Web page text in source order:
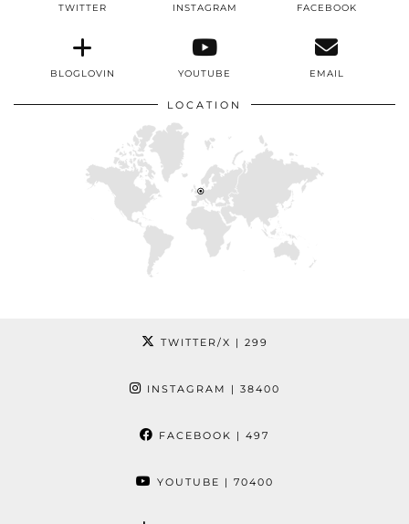
TWITTER INSTAGRAM FACEBOOK
BLOGLOVIN YOUTUBE EMAIL
LOCATION
TWITTER/X | 299
INSTAGRAM | 38400
FACEBOOK | 497
YOUTUBE | 70400